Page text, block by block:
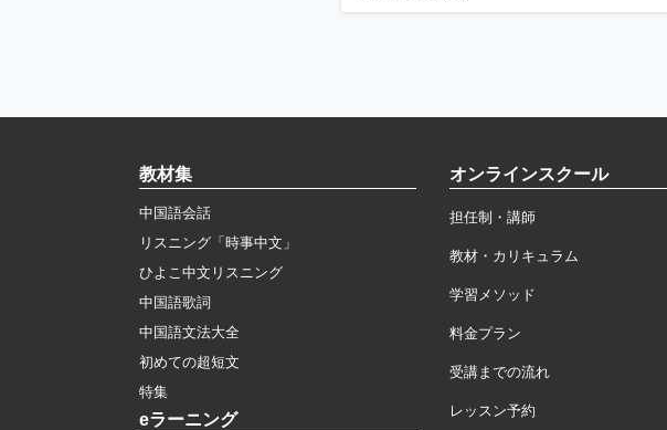
教材集
中国語会話
リスニング「時事中文」
ひよこ中文リスニング
中国語歌詞
中国語文法大全
初めての超短文
特集
eラーニング
オンラインスクール
担任制・講師
教材・カリキュラム
学習メソッド
料金プラン
受講までの流れ
レッスン予約